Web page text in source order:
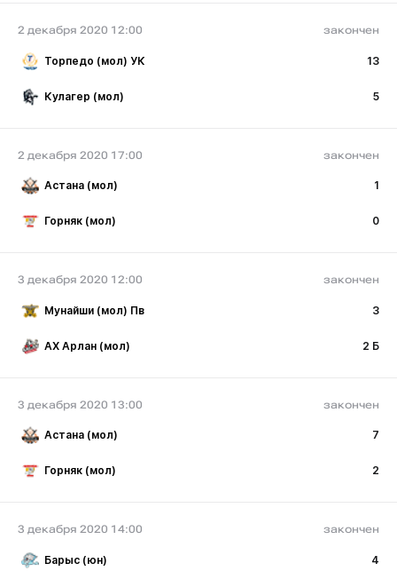
2 декабря 2020 12:00 закончен
Торпедо (мол) УК 13
Кулагер (мол) 5
2 декабря 2020 17:00 закончен
Астана (мол) 1
Горняк (мол) 0
3 декабря 2020 12:00 закончен
Мунайши (мол) Пв 3
АХ Арлан (мол) 2 Б
3 декабря 2020 13:00 закончен
Астана (мол) 7
Горняк (мол) 2
3 декабря 2020 14:00 закончен
Барыс (юн) 4